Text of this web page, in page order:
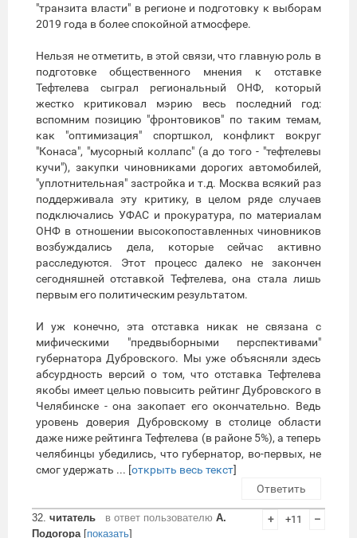
"транзита власти" в регионе и подготовку к выборам
2019 года в более спокойной атмосфере.
Нельзя не отметить, в этой связи, что главную роль в
подготовке общественного мнения к отставке
Тефтелева сыграл региональный ОНФ, который
жестко критиковал мэрию весь последний год:
вспомним позицию "фронтовиков" по таким темам,
как "оптимизация" спортшкол, конфликт вокруг
"Конаса", "мусорный коллапс" (а до того - "тефтелевы
кучи"), закупки чиновниками дорогих автомобилей,
"уплотнительная" застройка и т.д. Москва всякий раз
поддерживала эту критику, в целом ряде случаев
подключались УФАС и прокуратура, по материалам
ОНФ в отношении высокопоставленных чиновников
возбуждались дела, которые сейчас активно
расследуются. Этот процесс далеко не закончен
сегодняшней отставкой Тефтелева, она стала лишь
первым его политическим результатом.
И уж конечно, эта отставка никак не связана с
мифическими "предвыборными перспективами"
губернатора Дубровского. Мы уже объясняли здесь
абсурдность версий о том, что отставка Тефтелева
якобы имеет целью повысить рейтинг Дубровского в
Челябинске - она закопает его окончательно. Ведь
уровень доверия Дубровскому в столице области
даже ниже рейтинга Тефтелева (в районе 5%), а теперь
челябинцы убедились, что губернатор, во-первых, не
смог удержать ... [открыть весь текст]
Ответить
32. читатель в ответ пользователю А.
Подогора[показать]
+ +11 –